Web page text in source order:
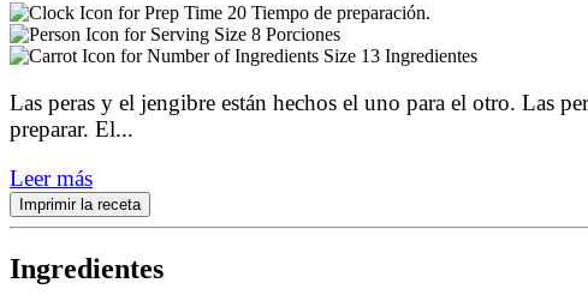
20 Tiempo de preparación.
8 Porciones
13 Ingredientes
Las peras y el jengibre están hechos el uno para el otro. Las
preparar. El...
Leer más
Imprimir la receta
Ingredientes